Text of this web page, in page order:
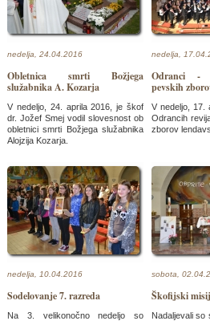
nedelja, 24.04.2016
Obletnica smrti Božjega
služabnika A. Kozarja
V nedeljo, 24. aprila 2016, je škof
dr. Jožef Smej vodil slovesnost ob
obletnici smrti Božjega služabnika
Alojzija Kozarja.
nedelja,
Odranci -
pevskih
V nedeljo, 17.
Odrancih
zborov
nedelja, 10.04.2016
Sodelovanje 7. razreda
Na 3. velikonočno nedeljo so
sobota,
Škofijski
Nadaljevali so